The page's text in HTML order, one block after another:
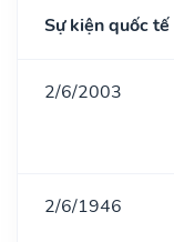
Sự kiện quốc tế
2/6/2003
2/6/1946